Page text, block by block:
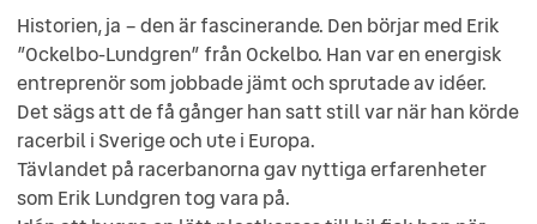
Historien, ja – den är fascinerande. Den börjar med Erik
”Ockelbo-Lundgren” från Ockelbo. Han var en energisk
entreprenör som jobbade jämt och sprutade av idéer.
Det sägs att de få gånger han satt still var när han körde
racerbil i Sverige och ute i Europa.
Tävlandet på racerbanorna gav nyttiga erfarenheter
som Erik Lundgren tog vara på.